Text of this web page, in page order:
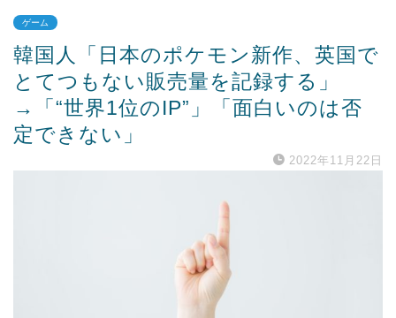
Powered by livedoor 相互RSS
ゲーム
韓国人「日本のポケモン新作、英国で
とてつもない販売量を記録する」
→「“世界1位のIP”」「面白いのは否
定できない」
2022年11月22日